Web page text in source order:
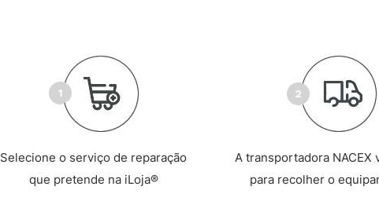
Selecione o serviço de reparação
que pretende na iLoja®
A transportadora NACEX
para recolher o